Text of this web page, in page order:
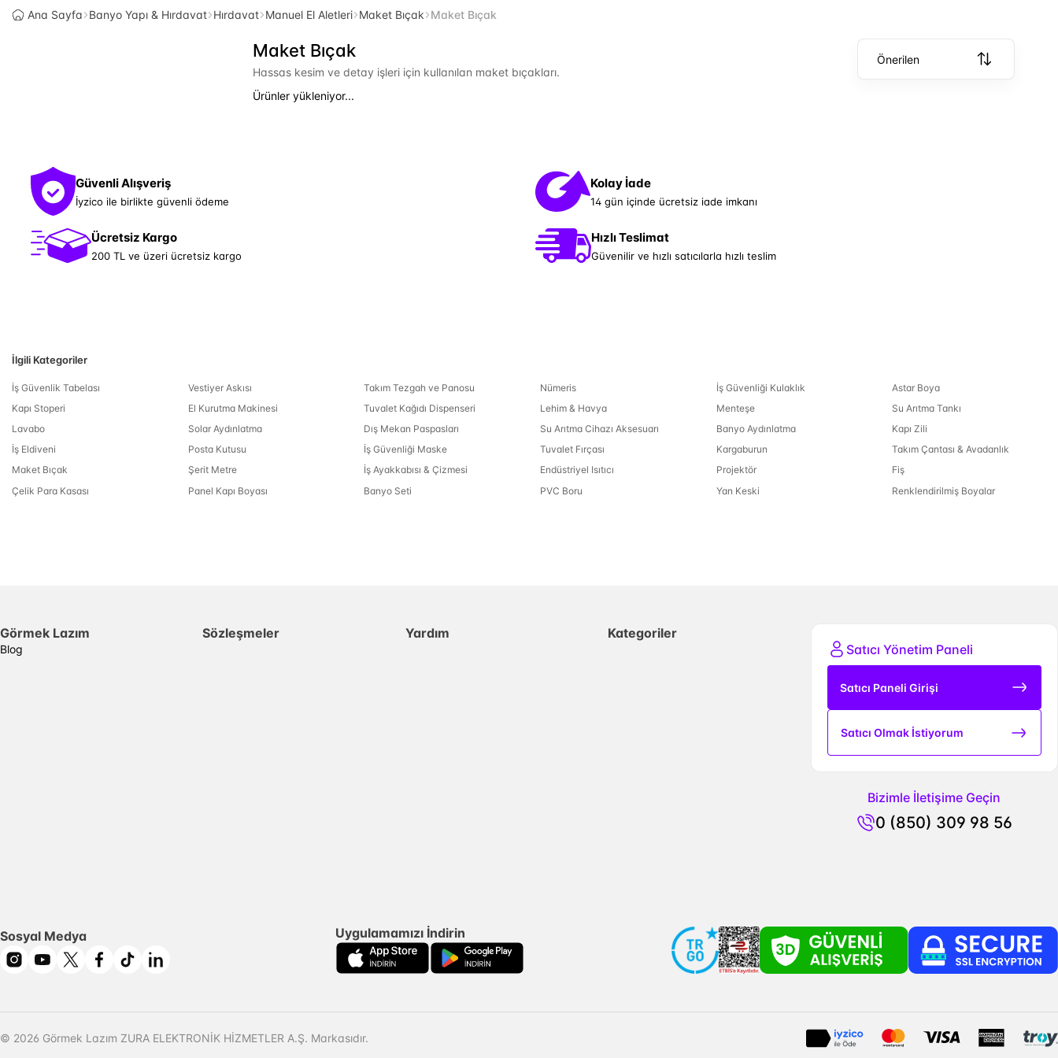
Ana Sayfa Banyo Yapı & Hırdavat Hırdavat Manuel El Aletleri Maket Bıçak Maket Bıçak
Maket Bıçak
Hassas kesim ve detay işleri için kullanılan maket bıçakları.
Önerilen
Ürünler yükleniyor...
Güvenli Alışveriş
İyzico ile birlikte güvenli ödeme
Kolay İade
14 gün içinde ücretsiz iade imkanı
Ücretsiz Kargo
200 TL ve üzeri ücretsiz kargo
Hızlı Teslimat
Güvenilir ve hızlı satıcılarla hızlı teslim
İlgili Kategoriler
İş Güvenlik Tabelası
Kapı Stoperi
Lavabo
İş Eldiveni
Maket Bıçak
Çelik Para Kasası
Vestiyer Askısı
El Kurutma Makinesi
Solar Aydınlatma
Posta Kutusu
Şerit Metre
Panel Kapı Boyası
Takım Tezgah ve Panosu
Tuvalet Kağıdı Dispenseri
Dış Mekan Paspasları
İş Güvenliği Maske
İş Ayakkabısı & Çizmesi
Banyo Seti
Nümeris
Lehim & Havya
Su Arıtma Cihazı Aksesuarı
Tuvalet Fırçası
Endüstriyel Isıtıcı
PVC Boru
İş Güvenliği Kulaklık
Menteşe
Banyo Aydınlatma
Kargaburun
Projektör
Yan Keski
Astar Boya
Su Arıtma Tankı
Kapı Zili
Takım Çantası & Avadanlık
Fiş
Renklendirilmiş Boyalar
Görmek Lazım
Blog
Sözleşmeler Yardım
Kategoriler
Satıcı Yönetim Paneli
Satıcı Paneli Girişi
Satıcı Olmak İstiyorum
Bizimle İletişime Geçin
0 (850) 309 98 56
Sosyal Medya Uygulamamızı İndirin
© 2026 Görmek Lazım ZURA ELEKTRONİK HİZMETLER A.Ş. Markasıdır.